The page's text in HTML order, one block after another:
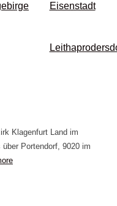
Eisenstadt
Klagenfurt Land im
Portendorf, 9020 im